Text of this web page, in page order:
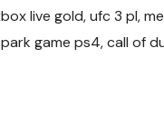
live gold, ufc 3 pl,
game ps4, call of